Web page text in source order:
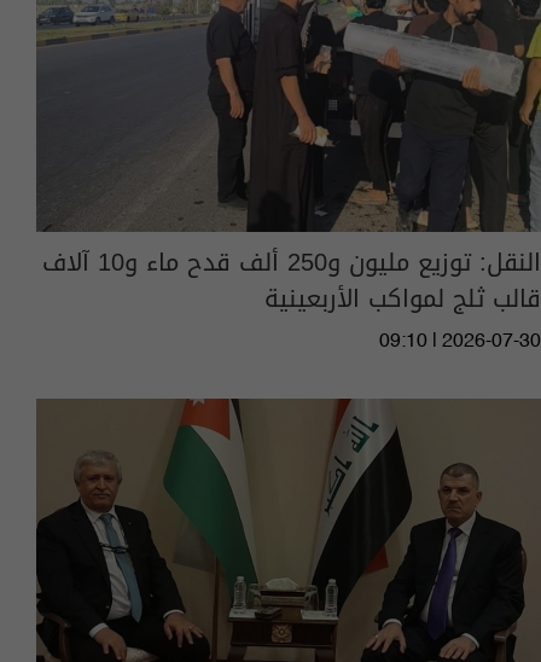
النقل: توزيع مليون و250 ألف قدح ماء و10 آلاف
قالب ثلج لمواكب الأربعينية
09:10 | 2026-07-30